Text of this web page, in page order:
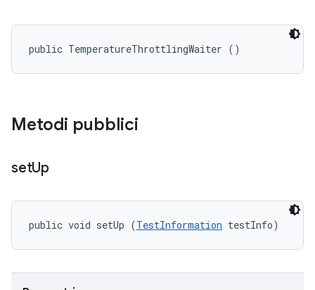
public TemperatureThrottlingWaiter ()
Metodi pubblici
setUp
public void setUp (TestInformation testInfo)